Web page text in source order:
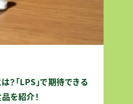
？「LPS」で期待できる
を紹介！